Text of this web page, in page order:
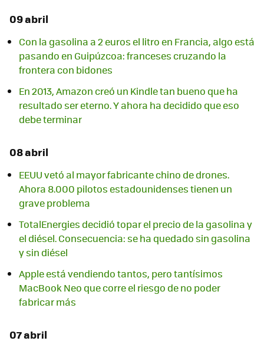
09 abril
Con la gasolina a 2 euros el litro en Francia, algo está
pasando en Guipúzcoa: franceses cruzando la
frontera con bidones
En 2013, Amazon creó un Kindle tan bueno que ha
resultado ser eterno. Y ahora ha decidido que eso
debe terminar
08 abril
EEUU vetó al mayor fabricante chino de drones.
Ahora 8.000 pilotos estadounidenses tienen un
grave problema
TotalEnergies decidió topar el precio de la gasolina y
el diésel. Consecuencia: se ha quedado sin gasolina
y sin diésel
Apple está vendiendo tantos, pero tantísimos
MacBook Neo que corre el riesgo de no poder
fabricar más
07 abril